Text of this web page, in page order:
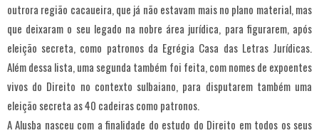
outrora região cacaueira, que já não estavam mais no plano material, mas
que deixaram o seu legado na nobre área jurídica, para figurarem, após
eleição secreta, como patronos da Egrégia Casa das Letras Jurídicas.
Além dessa lista, uma segunda também foi feita, com nomes de expoentes
vivos do Direito no contexto sulbaiano, para disputarem também uma
eleição secreta as 40 cadeiras como patronos.
A Alusba nasceu com a finalidade do estudo do Direito em todos os seus